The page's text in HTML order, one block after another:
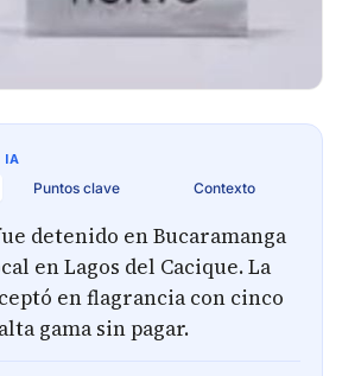
IA
Puntos clave Contexto
detenido en Bucaramanga
en Lagos del Cacique. La
en flagrancia con cinco
gama sin pagar.